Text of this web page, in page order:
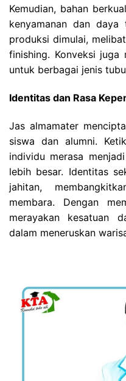
Kemudian, bahan
kenyamanan dan
produksi dimulai,
finishing. Konveksi juga
untuk berbagai jenis
Identitas dan Rasa
Jas almamater
siswa dan alumni.
individu merasa
lebih besar. Identitas
jahitan,
membara. Dengan
merayakan kesatuan
dalam meneruskan